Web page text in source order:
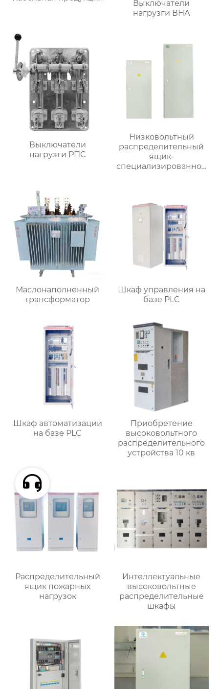
Выключатели
нагрузги ВНА
Выключатели
нагрузги РПС
Низковольтный
распределительный
ящик-
специализированное
Маслонаполненный
трансформатор
Шкаф управления на
базе PLC
Шкаф автоматизации
на базе PLC
Приобретение
высоковольтного
распределительного
устройства 10 кв
Распределительный
ящик пожарных
нагрузок
Интеллектуальные
высоковольтные
распределительные
шкафы